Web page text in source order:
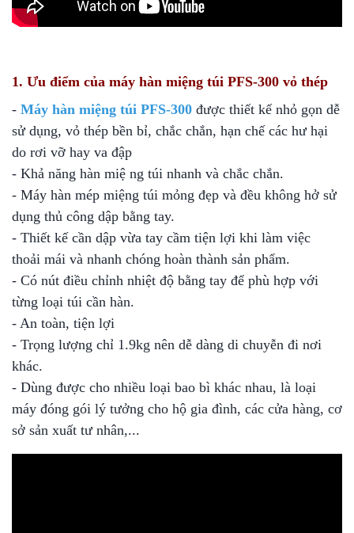
1. Ưu điểm của máy hàn miệng túi PFS-300 vỏ thép
- Máy hàn miệng túi PFS-300 được thiết kế nhỏ gọn dễ
sử dụng, vỏ thép bền bỉ, chắc chắn, hạn chế các hư hại
do rơi vỡ hay va đập
- Khả năng hàn miệ ng túi nhanh và chắc chắn.
- Máy hàn mép miệng túi mỏng đẹp và đều không hở sử
dụng thủ công dập bằng tay.
- Thiết kế cần dập vừa tay cầm tiện lợi khi làm việc
thoải mái và nhanh chóng hoàn thành sản phẩm.
- Có nút điều chỉnh nhiệt độ bằng tay để phù hợp với
từng loại túi cần hàn.
- An toàn, tiện lợi
- Trọng lượng chỉ 1.9kg nên dễ dàng di chuyễn đi nơi
khác.
- Dùng được cho nhiều loại bao bì khác nhau, là loại
máy đóng gói lý tưởng cho hộ gia đình, các cửa hàng, cơ
sở sản xuất tư nhân,...